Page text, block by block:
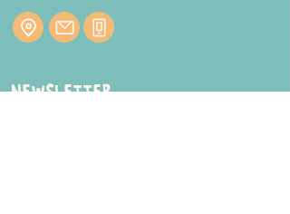
Newsletter